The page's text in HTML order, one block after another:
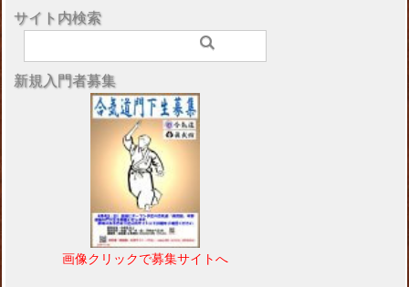
サイト内検索
新規入門者募集
画像クリックで募集サイトへ